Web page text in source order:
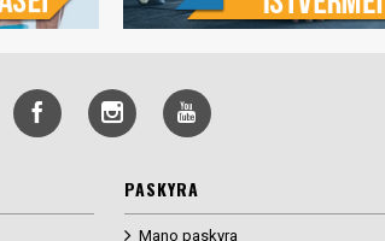
PASKYRA
Mano paskyra